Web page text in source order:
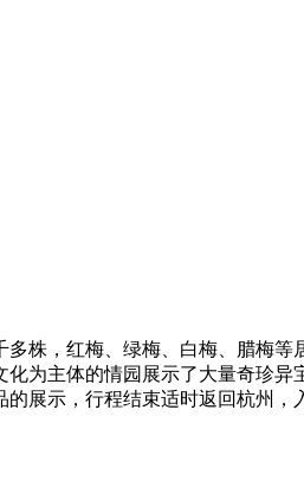
株，红梅、绿梅、白梅、腊梅等
为主体的情园展示了大量奇珍异
展示，行程结束适时返回杭州，